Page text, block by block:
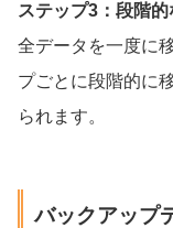
ステップ3：段階
全データを一度に
プごとに段階的に
られます。
バックアップ